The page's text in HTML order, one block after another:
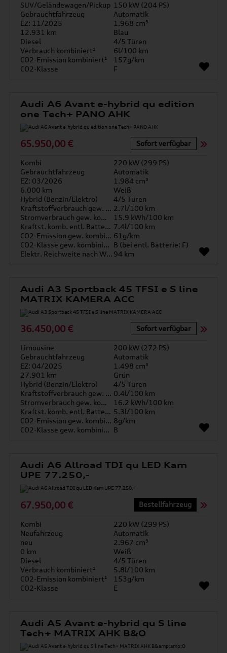
SUV/Geländewagen/Pickup 150 kW (204 PS)
Gebrauchtfahrzeug
Automatik
EZ: 11/2025
1.968 cm³
12.931 km
Blau
Diesel
4/5 Türen
Verbrauch kombiniert¹
6l/100 km
CO2-Emission kombiniert¹
157g/km
CO2-Klasse
F
Audi A6 Avant e-hybrid qu edition
one Tech+ PANO AHK
65.950,00 € Sofort verfügbar
Kombi
220 kW (299 PS)
Gebrauchtfahrzeug
Automatik
EZ: 03/2026
1.984 cm³
6.000 km
Weiß
Hybrid (Benzin/Elektro)
4/5 Türen
Kraftstoffverbrauch gew. kombiniert 2.7l/100 km
Stromverbrauch gew. kombiniert
15.9 kWh/100 km
Kraftst. komb. entl. Batterie 7.4l/100 km
CO2-Emission gew. kombiniert 61g/km
CO2-Klasse gew. kombiniert B (bei entl. Batterie: F)
Elektr. Reichweite nach WLTP* 94 km
Audi A3 Sportback 45 TFSI e S line
MATRIX KAMERA ACC
36.450,00 € Sofort verfügbar
Limousine
200 kW (272 PS)
Gebrauchtfahrzeug
Automatik
EZ: 04/2025
1.498 cm³
27.901 km
Grün
Hybrid (Benzin/Elektro)
4/5 Türen
Kraftstoffverbrauch gew. kombiniert 0.4l/100 km
Stromverbrauch gew. kombiniert
16.2 kWh/100 km
Kraftst. komb. entl. Batterie 5.3l/100 km
CO2-Emission gew. kombiniert 8g/km
CO2-Klasse gew. kombiniert B
Audi A6 Allroad TDI qu LED Kam
UPE 77.250,-
67.950,00 € Bestellfahrzeug
Kombi
220 kW (299 PS)
Neufahrzeug
Automatik
neu
2.967 cm³
0 km
Weiß
Diesel
4/5 Türen
Verbrauch kombiniert¹
5.8l/100 km
CO2-Emission kombiniert¹
153g/km
CO2-Klasse
E
Audi A5 Avant e-hybrid qu S line
Tech+ MATRIX AHK B&O